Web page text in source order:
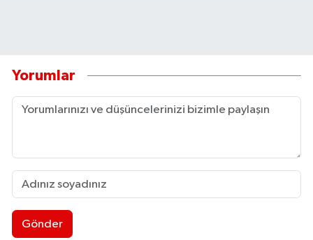
Yorumlar
Gönder